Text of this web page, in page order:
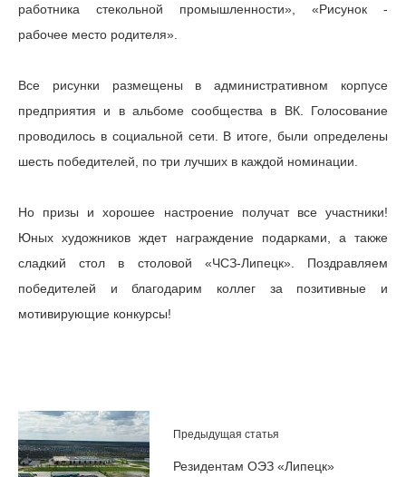
работника стекольной промышленности», «Рисунок -
рабочее место родителя».
Все рисунки размещены в административном корпусе
предприятия и в альбоме сообщества в ВК. Голосование
проводилось в социальной сети. В итоге, были определены
шесть победителей, по три лучших в каждой номинации.
Но призы и хорошее настроение получат все участники!
Юных художников ждет награждение подарками, а также
сладкий стол в столовой «ЧСЗ-Липецк». Поздравляем
победителей и благодарим коллег за позитивные и
мотивирующие конкурсы!
Предыдущая статья
Резидентам ОЭЗ «Липецк»